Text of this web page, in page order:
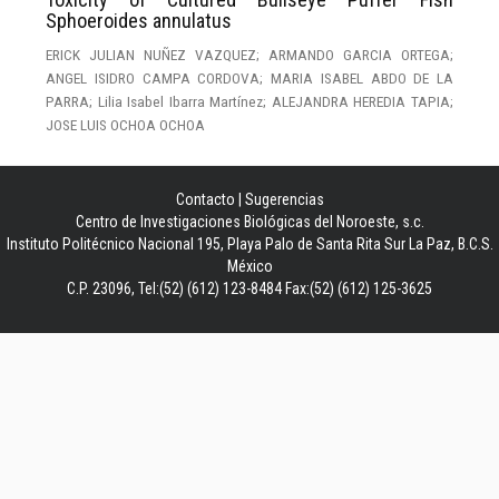
Sphoeroides annulatus
ERICK JULIAN NUÑEZ VAZQUEZ; ARMANDO GARCIA ORTEGA;
ANGEL ISIDRO CAMPA CORDOVA; MARIA ISABEL ABDO DE LA
PARRA; Lilia Isabel Ibarra Martínez; ALEJANDRA HEREDIA TAPIA;
JOSE LUIS OCHOA OCHOA
Contacto
Sugerencias
Centro de Investigaciones Biológicas del Noroeste, s.c.
Instituto Politécnico Nacional 195, Playa Palo de Santa Rita Sur La Paz, B.C.S.
México
C.P. 23096, Tel:(52) (612) 123-8484 Fax:(52) (612) 125-3625